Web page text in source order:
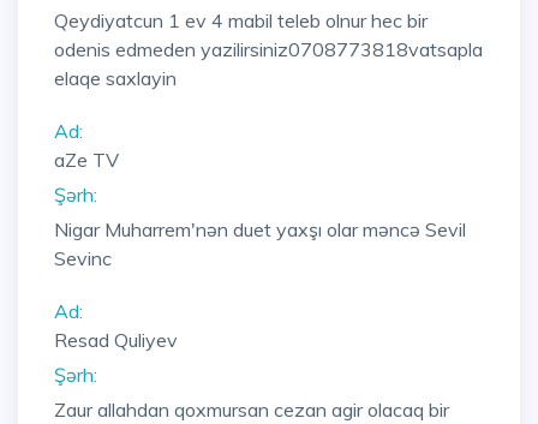
Qeydiyatcun 1 ev 4 mabil teleb olnur hec bir
odenis edmeden yazilirsiniz0708773818vatsapla
elaqe saxlayin
Ad:
aZe TV
Şərh:
Nigar Muharrem'nən duet yaxşı olar məncə Sevil
Sevinc
Ad:
Resad Quliyev
Şərh:
Zaur allahdan qoxmursan cezan agir olacaq bir